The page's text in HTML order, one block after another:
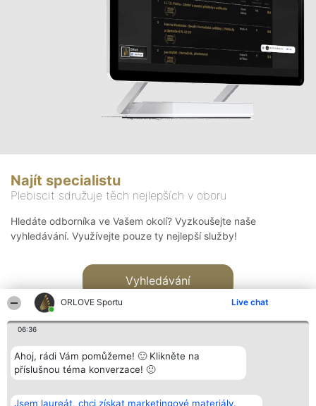
ORLOVE Sportu Live chat
06:36
Ahoj, rádi Vám pomůžeme! 🙂 Klikněte na
příslušnou téma konverzace! 🙂
Jsem laureát, chci získat marketingové materiály.
Najít specialistu
Plebiscit sdružuje těch nejlepších v oboru
Hledáte odborníka ve Vašem okolí? Vyzkoušejte naše
vyhledávání. Využívejte pouze ty nejlepší služby!
Vyhledávání
Bright Side Solutions sp. z o.
Vítězové
Kontakt